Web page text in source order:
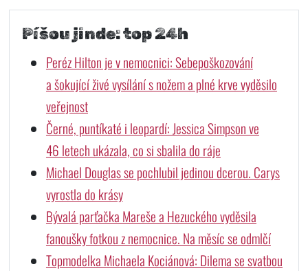
Píšou jinde: top 24h
Peréz Hilton je v nemocnici: Sebepoškozování
a šokující živé vysílání s nožem a plné krve vyděsilo
veřejnost
Černé, puntíkaté i leopardí: Jessica Simpson ve
46 letech ukázala, co si sbalila do ráje
Michael Douglas se pochlubil jedinou dcerou. Carys
vyrostla do krásy
Bývalá parťačka Mareše a Hezuckého vyděsila
fanoušky fotkou z nemocnice. Na měsíc se odmlčí
Topmodelka Michaela Kociánová: Dilema se svatbou